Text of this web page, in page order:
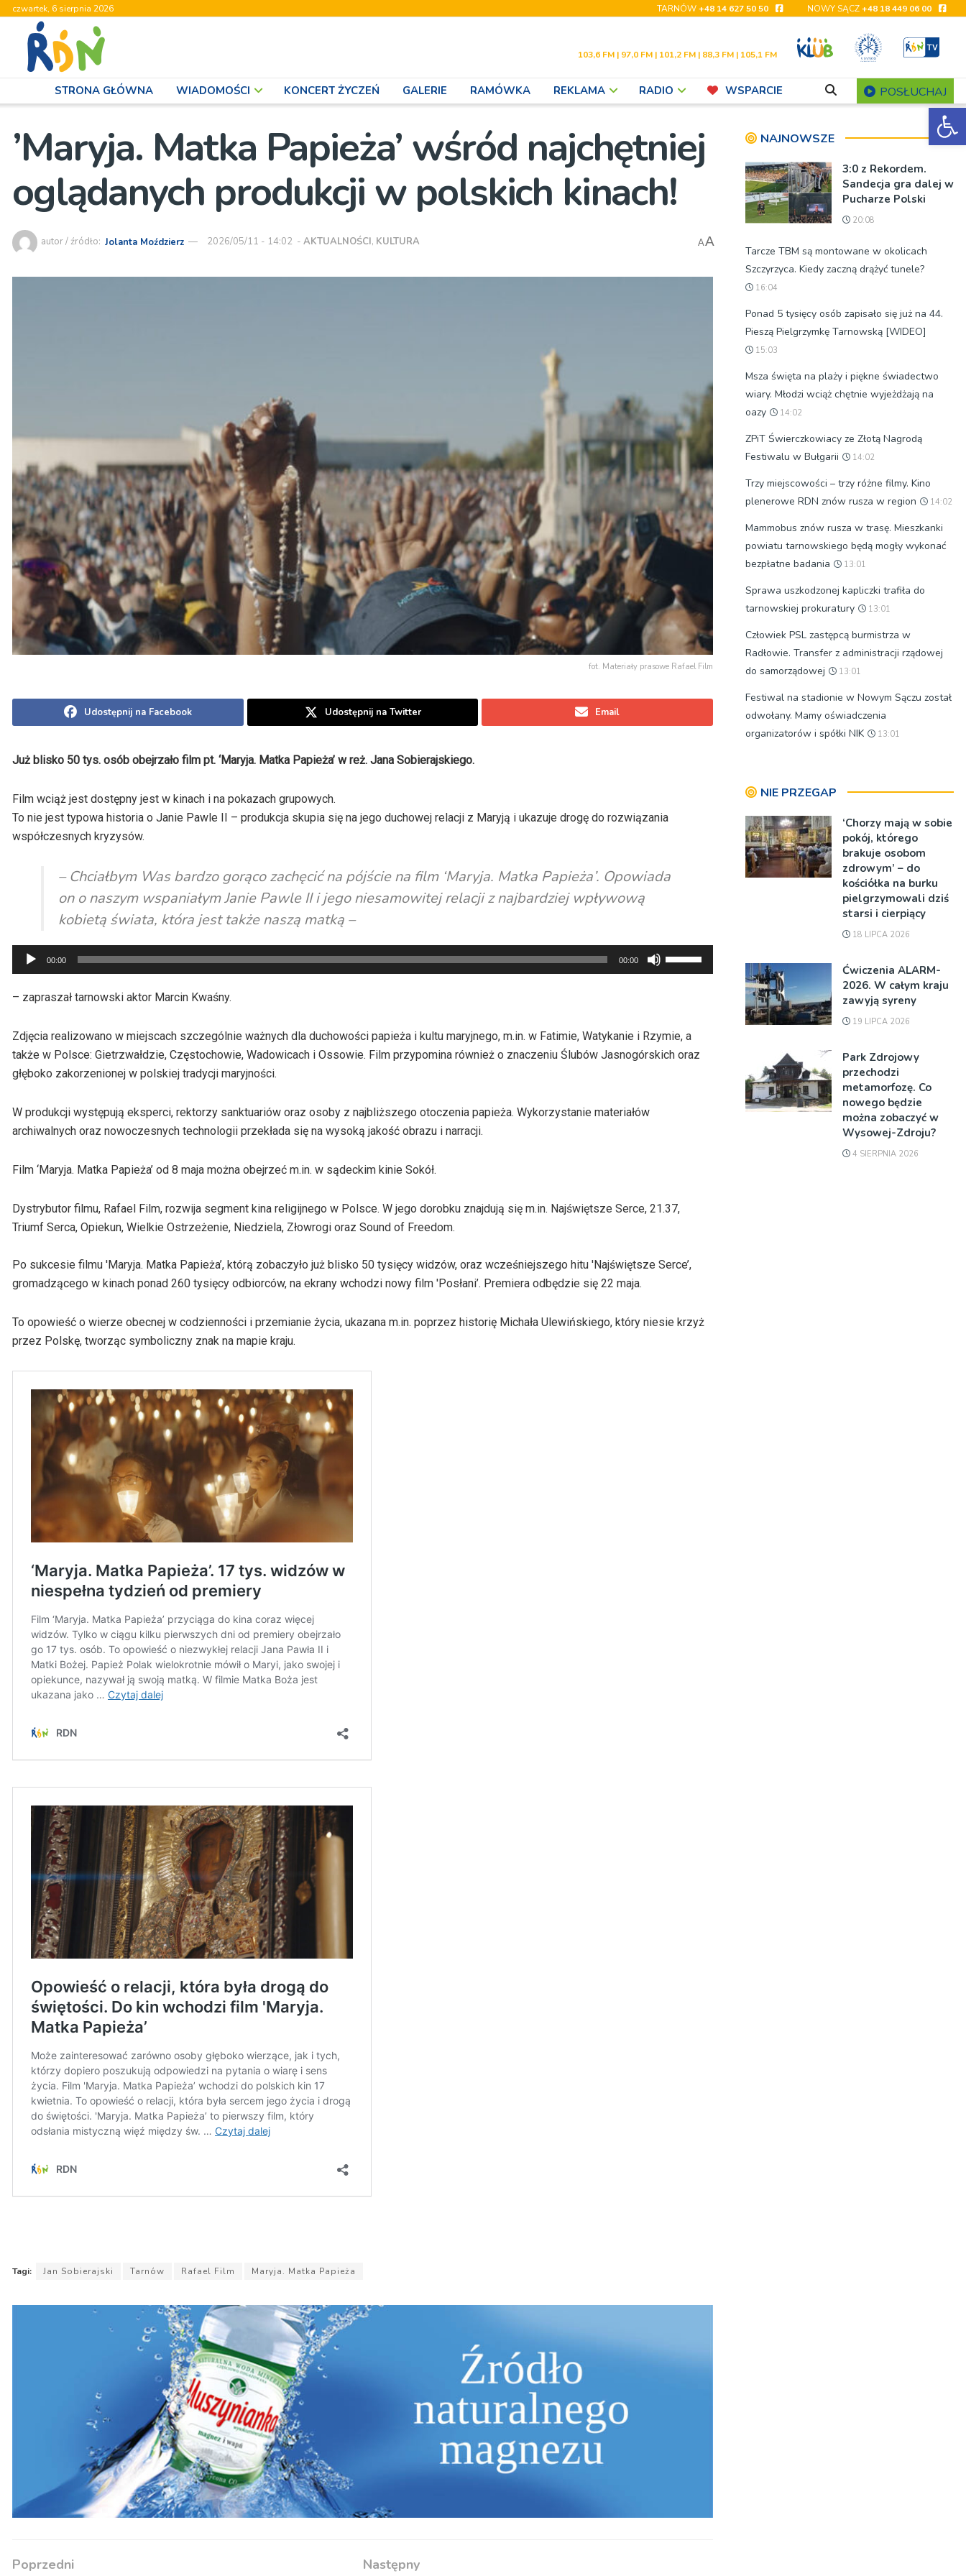
czwartek, 6 sierpnia 2026 TARNÓW+48 14 627 50 50 NOWY SĄCZ+48 18 449 06 00
103,6 FM | 97,0 FM | 101,2 FM | 88,3 FM | 105,1 FM
STRONA GŁÓWNA WIADOMOŚCI KONCERT ŻYCZEŃ GALERIE RAMÓWKA REKLAMA RADIO WSPARCIE POSŁUCHAJ
’Maryja. Matka Papieża’ wśród najchętniej
oglądanych produkcji w polskich kinach!
autor / źródło: Jolanta Moździerz 2026/05/11 - 14:02 - AKTUALNOŚCI, KULTURA AA
fot. Materiały prasowe Rafael Film
Udostępnij na Facebook Udostępnij na Twitter Email
Już blisko 50 tys. osób obejrzało film pt. ‘Maryja. Matka Papieża’ w reż. Jana Sobierajskiego.
Film wciąż jest dostępny jest w kinach i na pokazach grupowych.
To nie jest typowa historia o Janie Pawle II – produkcja skupia się na jego duchowej relacji z Maryją i ukazuje drogę do rozwiązania
współczesnych kryzysów.
– Chciałbym Was bardzo gorąco zachęcić na pójście na film ‘Maryja. Matka Papieża’. Opowiada
on o naszym wspaniałym Janie Pawle II i jego niesamowitej relacji z najbardziej wpływową
kobietą świata, która jest także naszą matką –
Odtwarzacz
plików
dźwiękowych
00:00 00:00
strzałek
– zapraszał tarnowski aktor Marcin Kwaśny.
Zdjęcia realizowano w miejscach szczególnie ważnych dla duchowości papieża i kultu maryjnego, m.in. w Fatimie, Watykanie i Rzymie, a
także w Polsce: Gietrzwałdzie, Częstochowie, Wadowicach i Ossowie. Film przypomina również o znaczeniu Ślubów Jasnogórskich oraz
głęboko zakorzenionej w polskiej tradycji maryjności.
W produkcji występują eksperci, rektorzy sanktuariów oraz osoby z najbliższego otoczenia papieża. Wykorzystanie materiałów
archiwalnych oraz nowoczesnych technologii przekłada się na wysoką jakość obrazu i narracji.
Film ‘Maryja. Matka Papieża’ od 8 maja można obejrzeć m.in. w sądeckim kinie Sokół.
Dystrybutor filmu, Rafael Film, rozwija segment kina religijnego w Polsce. W jego dorobku znajdują się m.in. Najświętsze Serce, 21.37,
Triumf Serca, Opiekun, Wielkie Ostrzeżenie, Niedziela, Złowrogi oraz Sound of Freedom.
Po sukcesie filmu 'Maryja. Matka Papieża’, którą zobaczyło już blisko 50 tysięcy widzów, oraz wcześniejszego hitu 'Najświętsze Serce’,
gromadzącego w kinach ponad 260 tysięcy odbiorców, na ekrany wchodzi nowy film 'Posłani’. Premiera odbędzie się 22 maja.
To opowieść o wierze obecnej w codzienności i przemianie życia, ukazana m.in. poprzez historię Michała Ulewińskiego, który niesie krzyż
przez Polskę, tworząc symboliczny znak na mapie kraju.
Tagi: Jan Sobierajski Tarnów Rafael Film Maryja. Matka Papieża
Poprzedni Następny
NAJNOWSZE
3:0 z Rekordem.
Sandecja gra dalej w
Pucharze Polski
20:08
Tarcze TBM są montowane w okolicach
Szczyrzyca. Kiedy zaczną drążyć tunele?
16:04
Ponad 5 tysięcy osób zapisało się już na 44.
Pieszą Pielgrzymkę Tarnowską [WIDEO]
15:03
Msza święta na plaży i piękne świadectwo
wiary. Młodzi wciąż chętnie wyjeżdżają na
oazy
14:02
ZPiT Świerczkowiacy ze Złotą Nagrodą
Festiwalu w Bułgarii
14:02
Trzy miejscowości – trzy różne filmy. Kino
plenerowe RDN znów rusza w region
14:02
Mammobus znów rusza w trasę. Mieszkanki
powiatu tarnowskiego będą mogły wykonać
bezpłatne badania
13:01
Sprawa uszkodzonej kapliczki trafiła do
tarnowskiej prokuratury
13:01
Człowiek PSL zastępcą burmistrza w
Radłowie. Transfer z administracji rządowej
do samorządowej
13:01
Festiwal na stadionie w Nowym Sączu został
odwołany. Mamy oświadczenia
organizatorów i spółki NIK
13:01
NIE PRZEGAP
‘Chorzy mają w sobie
pokój, którego
brakuje osobom
zdrowym’ – do
kościółka na burku
pielgrzymowali dziś
starsi i cierpiący
18 LIPCA 2026
Ćwiczenia ALARM-
2026. W całym kraju
zawyją syreny
19 LIPCA 2026
Park Zdrojowy
przechodzi
metamorfozę. Co
nowego będzie
można zobaczyć w
Wysowej-Zdroju?
4 SIERPNIA 2026